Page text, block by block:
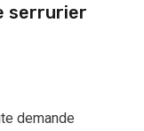
serrurier
demande